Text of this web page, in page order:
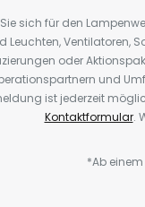
sich für den
Leuchten, Ventilatoren,
oder
und
ist jederzeit
Kontaktformular.
*Ab